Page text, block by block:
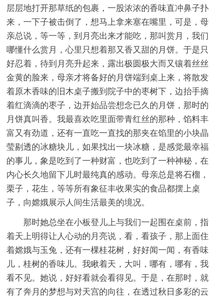
层层地打开那草纸的包裹，一股浓浓的香味直冲鼻子扑
来，一下子被击倒了，想马上拿来塞在嘴里，可是，母
亲总说，等一等，到月亮出来才能吃，那叫赏月，我们
哪懂什么赏月，心里只想着那又香又甜的月饼。于是只
好忍着，待到月亮升起来，露出极圆极大而又镶着丝丝
金黄的脸来，母亲才将备好的月饼端到桌上来，将散发
着原木香味的旧木桌子搬到院子中的枣树下，边抬手摘
着红滴滴的枣子，边开始品尝想念已久的月饼，那时的
月饼真叫香。我最喜欢吃里面带青红丝的那种，馅料丰
富又有劲道，还有一直吃一直找的那夹在馅里的小块晶
莹剔透的冰糖块儿，如果找出一块冰糖，是感觉最幸福
的事儿，象是吃到了一种财富，也吃到了一种神秘，在
内心长久地留下儿时最纯真的感动。母亲总是将石榴，
栗子，花生，等等所有象征丰收果实的食品都摆上桌
子，向嫦娥展示人间生活最美的境况。
那时她总坐在小板登儿上与我们一起围在桌前，指
着天上明得让人心动的月亮说，看，看孩子，那上面住
着嫦娥与玉兔，还有一棵桂花树，好好闻一闻，有香味
儿，桂树的香味儿。我瞅着天，大叫，哪有，哪有，我
看不见。她说，好好看就会看得见。于是，在那时，就
有了奔月的梦想与对天宫的向往，在透过秋日多彩的云